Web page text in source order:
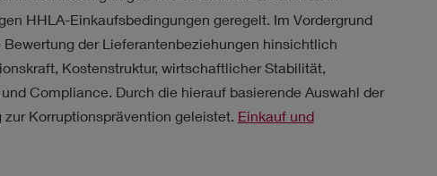
HHLA-Einkaufsbedingungen geregelt. Im Vordergrund
der Lieferantenbeziehungen hinsichtlich
Kostenstruktur, wirtschaftlicher Stabilität,
Compliance. Durch die hierauf basierende Auswahl der
Korruptionsprävention geleistet. Einkauf und